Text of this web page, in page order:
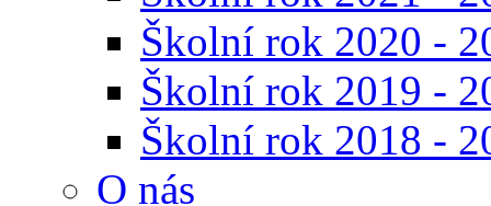
Školní rok 2020 -
Školní rok 2019 -
Školní rok 2018 -
O nás